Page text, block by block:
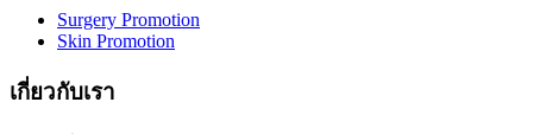
Surgery Promotion
Skin Promotion
เกี่ยวกับเรา